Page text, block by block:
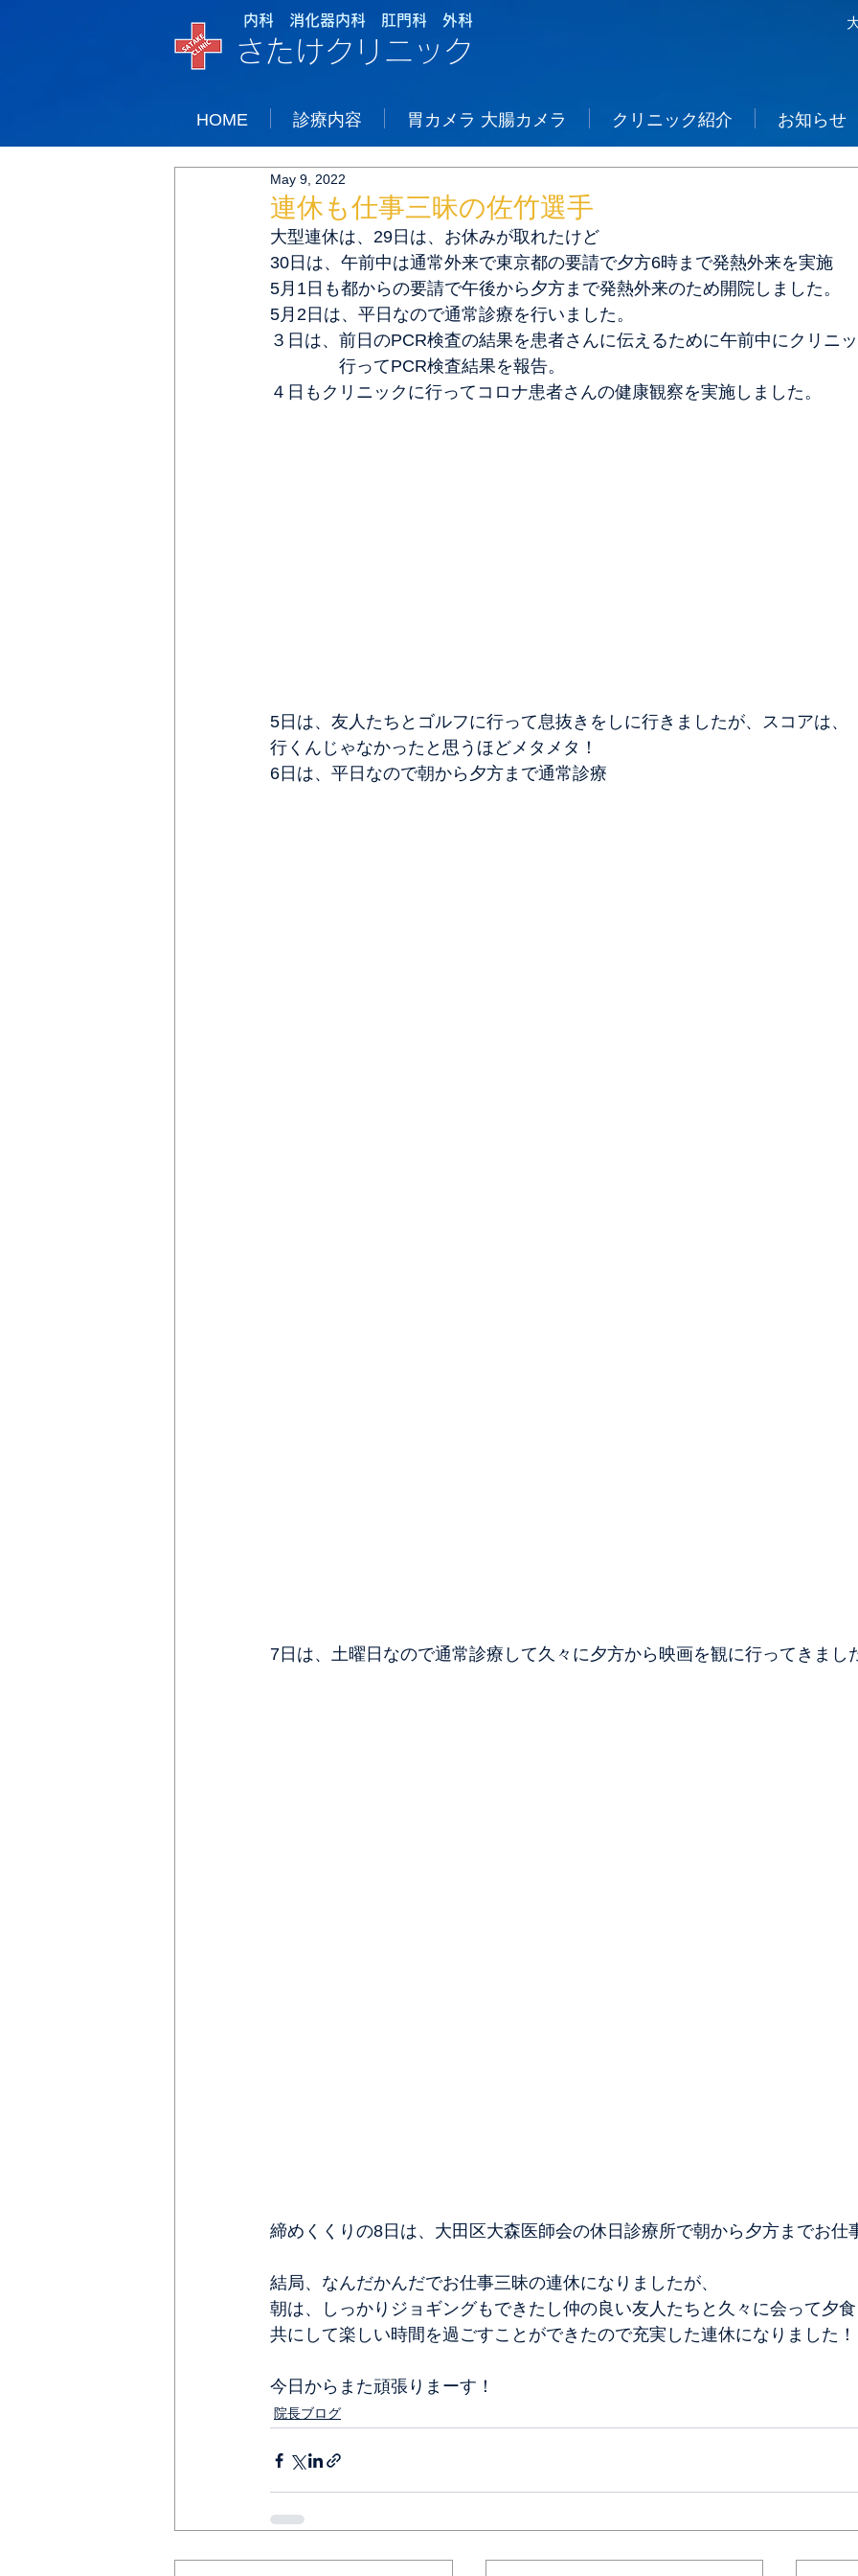
内科 消化器内科 肛門科 外科
さたけクリニック
HOME 診療内容 胃カメラ 大腸カメラ クリニック紹介 お知らせ
連休も仕事三昧の佐竹選手
May 9, 2022
大型連休は、29日は、お休みが取れたけど
30日は、午前中は通常外来で東京都の要請で夕方6時まで発熱外来を実施
5月1日も都からの要請で午後から夕方まで発熱外来のため開院しました。
5月2日は、平日なので通常診療を行いました。
３日は、前日のPCR検査の結果を患者さんに伝えるために午前中にクリニ
行ってPCR検査結果を報告。
４日もクリニックに行ってコロナ患者さんの健康観察を実施しました。
5日は、友人たちとゴルフに行って息抜きをしに行きましたが、スコアは、
行くんじゃなかったと思うほどメタメタ！
6日は、平日なので朝から夕方まで通常診療
7日は、土曜日なので通常診療して久々に夕方から映画を観に行ってきまし
締めくくりの8日は、大田区大森医師会の休日診療所で朝から夕方までお仕
結局、なんだかんだでお仕事三昧の連休になりましたが、
朝は、しっかりジョギングもできたし仲の良い友人たちと久々に会って夕
共にして楽しい時間を過ごすことができたので充実した連休になりました！
今日からまた頑張りまーす！
院長ブログ